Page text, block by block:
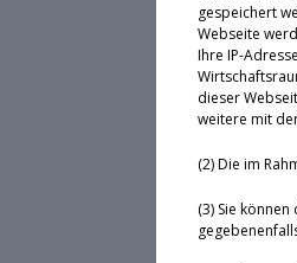
gespeichert
Webseite
Ihre IP-
dieser
weitere mit
(2) Die im
(3) Sie